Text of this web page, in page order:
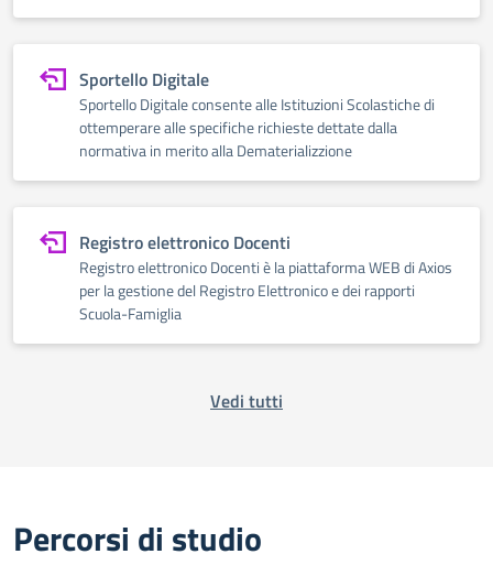
Sportello Digitale
Sportello Digitale consente alle Istituzioni Scolastiche di
ottemperare alle specifiche richieste dettate dalla
normativa in merito alla Dematerializzione
Registro elettronico Docenti
Registro elettronico Docenti è la piattaforma WEB di Axios
per la gestione del Registro Elettronico e dei rapporti
Scuola-Famiglia
Vedi tutti
Percorsi di studio